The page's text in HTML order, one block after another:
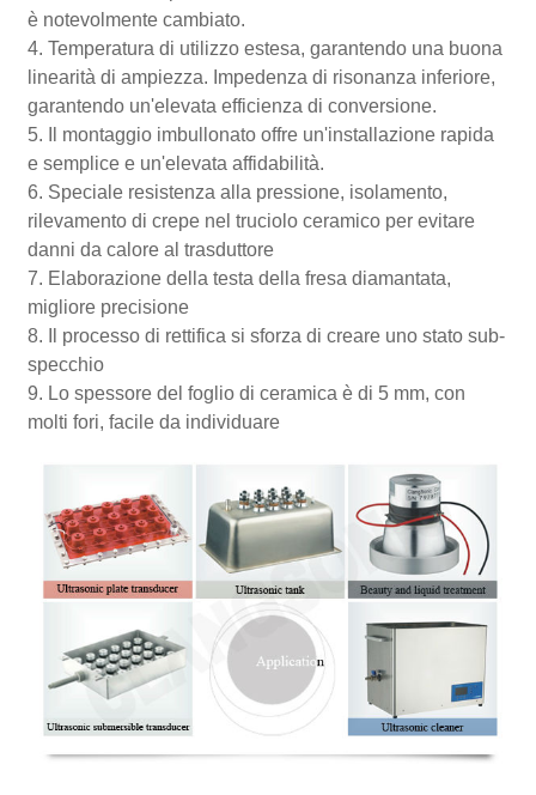
è notevolmente cambiato.
4. Temperatura di utilizzo estesa, garantendo una buona
linearità di ampiezza. Impedenza di risonanza inferiore,
garantendo un'elevata efficienza di conversione.
5. Il montaggio imbullonato offre un'installazione rapida
e semplice e un'elevata affidabilità.
6. Speciale resistenza alla pressione, isolamento,
rilevamento di crepe nel truciolo ceramico per evitare
danni da calore al trasduttore
7. Elaborazione della testa della fresa diamantata,
migliore precisione
8. Il processo di rettifica si sforza di creare uno stato sub-
specchio
9. Lo spessore del foglio di ceramica è di 5 mm, con
molti fori, facile da individuare